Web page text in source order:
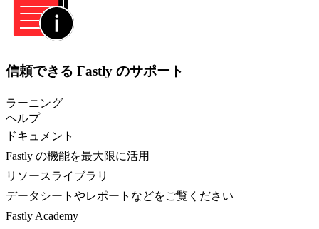
信頼できる Fastly のサポート
ラーニング
ヘルプ
ドキュメント
Fastly の機能を最大限に活用
リソースライブラリ
データシートやレポートなどをご覧ください
Fastly Academy